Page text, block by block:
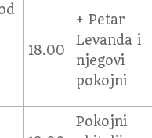
18.00
+ Petar
Levanda i
njegovi
pokojni
Pokojni